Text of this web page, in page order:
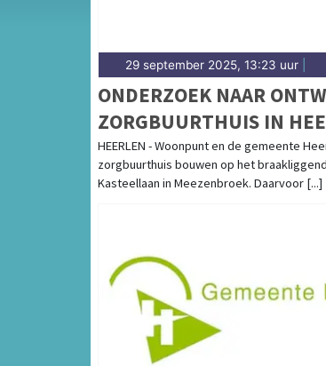
29 september 2025, 13:23 uur
ONDERZOEK NAAR
ZORGBUURTHUIS IN
HEERLEN - Woonpunt en de gemeente
zorgbuurthuis bouwen op het
Kasteellaan in Meezenbroek. Daarvoor [...]